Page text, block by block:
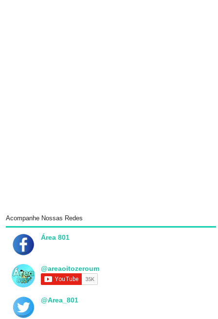
Acompanhe Nossas Redes
Área 801
@areaoitozeroum
@Area_801